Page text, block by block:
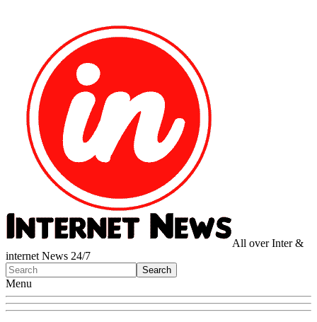
All over Inter &
internet News 24/7
Menu